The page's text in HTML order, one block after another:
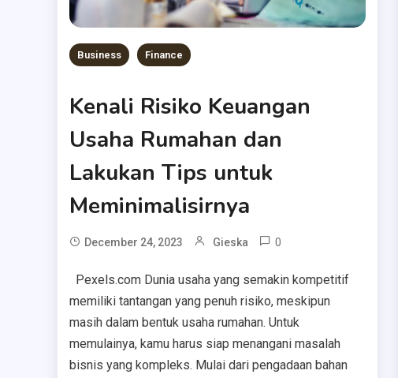
Business Finance
Kenali Risiko Keuangan
Usaha Rumahan dan
Lakukan Tips untuk
Meminimalisirnya
December 24, 2023 Gieska 0
Pexels.com Dunia usaha yang semakin kompetitif
memiliki tantangan yang penuh risiko, meskipun
masih dalam bentuk usaha rumahan. Untuk
memulainya, kamu harus siap menangani masalah
bisnis yang kompleks. Mulai dari pengadaan bahan